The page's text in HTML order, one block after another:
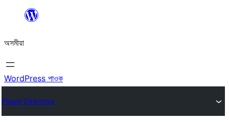
বিষয়বস্তুলৈ
যাওক
অসমীয়া
WordPress পাওক
Plugin Directory